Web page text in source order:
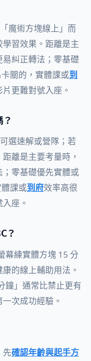
魔術方塊線上」而
學習效果。距離是主
易糾正轉法；零基礎
關的，實體課或到
更難對號入座。
選速解或營隊；若
離是主要考量時，
零基礎優先實體或
課或到府效率高很
座。
？
幕練實體方塊 15 分
的線上輔助用法。
鐘」通常比禁止更有
次成功經驗。
先確認年齡與起手方